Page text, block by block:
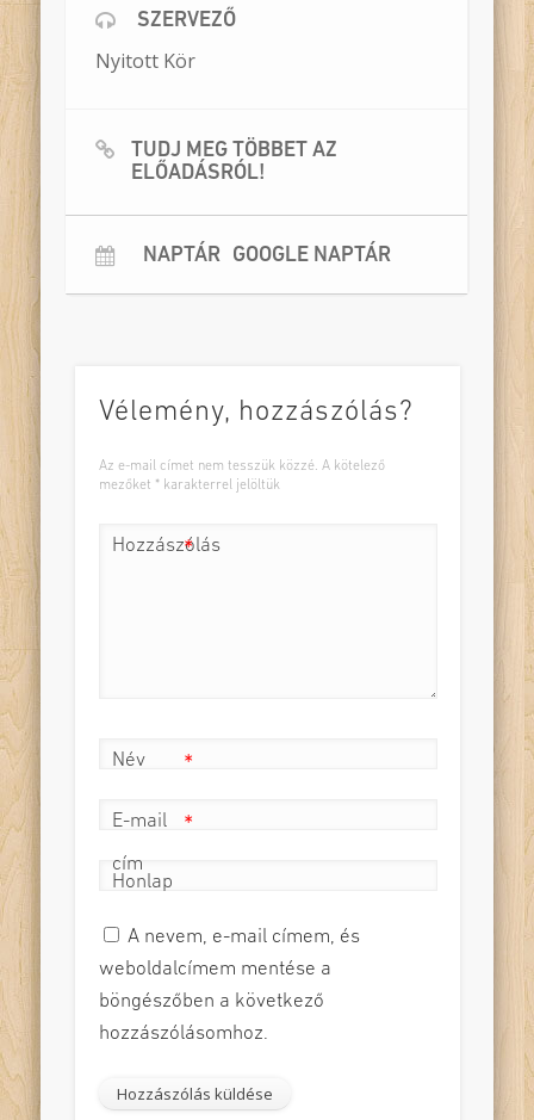
Bemutató dátuma:
SZERVEZŐ
Nyitott Kör
TUDJ MEG TÖBBET AZ
ELŐADÁSRÓL!
NAPTÁR GOOGLE NAPTÁR
Vélemény, hozzászólás?
Az e-mail címet nem tesszük közzé. A kötelező
mezőket * karakterrel jelöltük
Hozzászólás
*
Név *
E-mail
cím
*
Honlap
A nevem, e-mail címem, és
weboldalcímem mentése a
böngészőben a következő
hozzászólásomhoz.